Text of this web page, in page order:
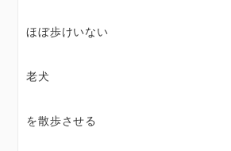
ほぼ歩けいない
老犬
を散歩させる